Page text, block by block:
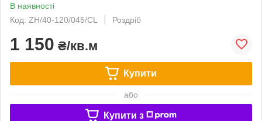
В наявності
Код: ZH/40-120/045/CL
Роздріб
1 150 ₴/кв.м
Купити
або
Купити з